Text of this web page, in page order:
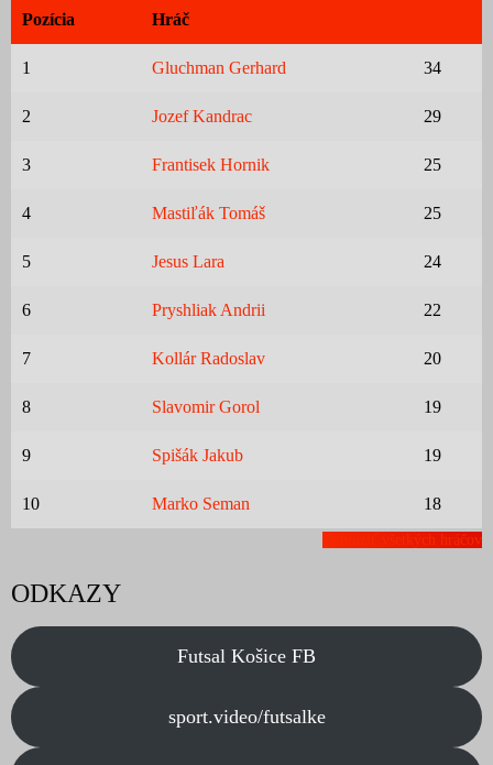
Pozícia
Hráč
1 Gluchman Gerhard 34
2 Jozef Kandrac 29
3 Frantisek Hornik 25
4 Mastiľák Tomáš 25
5 Jesus Lara 24
6 Pryshliak Andrii 22
7 Kollár Radoslav 20
8 Slavomir Gorol 19
9 Spišák Jakub 19
10 Marko Seman 18
Zobraziť všetkých hráčov
ODKAZY
Futsal Košice FB
sport.video/futsalke